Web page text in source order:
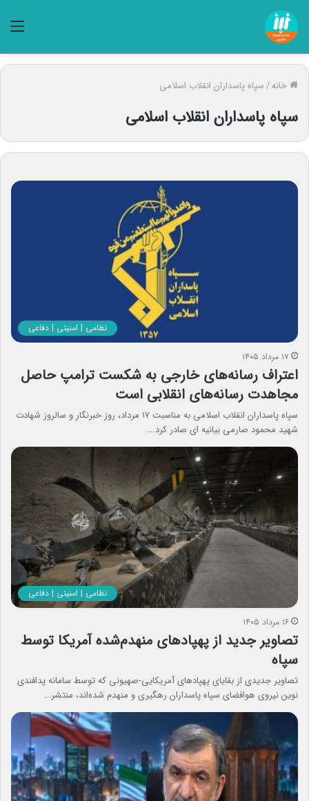
خانه/سپاه پاسداران انقلاب اسلامی
سپاه پاسداران انقلاب اسلامی
نظامی | امنیتی | دفاعی
۱۷ مرداد ۱۴۰۵
اعتراف رسانه‌های خارجی به شکست ترامپ حاصل
مجاهدت رسانه‌های انقلابی است
سپاه پاسداران انقلاب اسلامی به مناسبت ۱۷ مرداد، روز خبرنگار و سالروز شهادت
شهید محمود صارمی بیانیه ای صادر کرد.…
نظامی | امنیتی | دفاعی
۱۶ مرداد ۱۴۰۵
تصاویر جدید از پهپادهای منهدم‌شده آمریکا توسط
سپاه
تصاویر جدیدی از بقایای پهپادهای آمریکایی-صهیونی که توسط سامانه‌ پدافندی
نوین نیروی هوافضای سپاه پاسداران رهگیری و منهدم شده‌اند، منتشر…